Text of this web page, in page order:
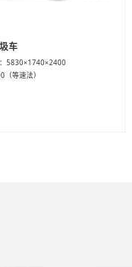
车
5830×1740×2400
等速法）